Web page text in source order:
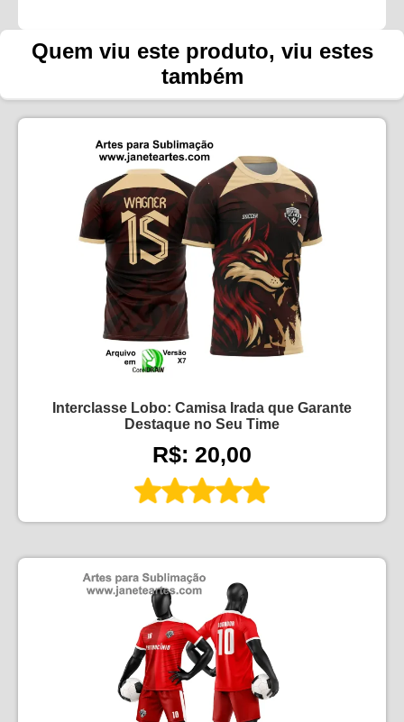
Quem viu este produto, viu estes
também
Interclasse Lobo: Camisa Irada que Garante
Destaque no Seu Time
R$: 20,00